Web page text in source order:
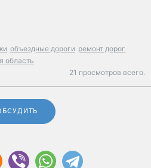
объездные дороги ремонт дорог
область
21 просмотров всего.